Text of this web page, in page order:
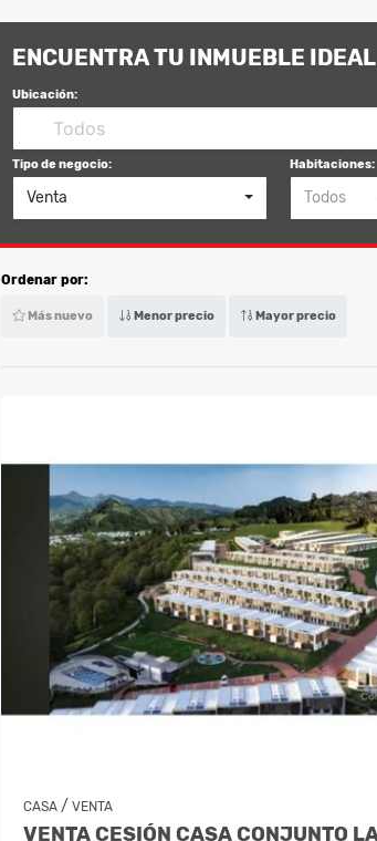
ENCUENTRA TU INMUEBLE IDEAL
Ubicación:
Tipo de negocio:
Venta
Habitaciones:
Todos
Ordenar por:
Más nuevo Menor precio Mayor precio
CASA / VENTA